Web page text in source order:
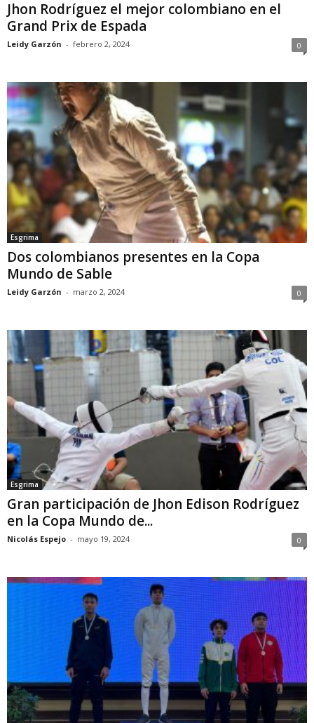
Jhon Rodríguez el mejor colombiano en el
Grand Prix de Espada
Leidy Garzón - febrero 2, 2024 0
Esgrima
Dos colombianos presentes en la Copa
Mundo de Sable
Leidy Garzón - marzo 2, 2024 0
Esgrima
Gran participación de Jhon Edison Rodríguez
en la Copa Mundo de...
Nicolás Espejo - mayo 19, 2024 0